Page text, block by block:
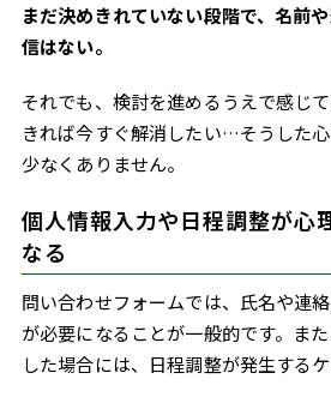
まだ決めきれていない段階で、名前
信はない。
それでも、検討を進めるうえで感じ
きれば今すぐ解消したい…そうした
少なくありません。
個人情報入力や日程調整が心
なる
問い合わせフォームでは、氏名や連
が必要になることが一般的です。ま
した場合には、日程調整が発生するケ